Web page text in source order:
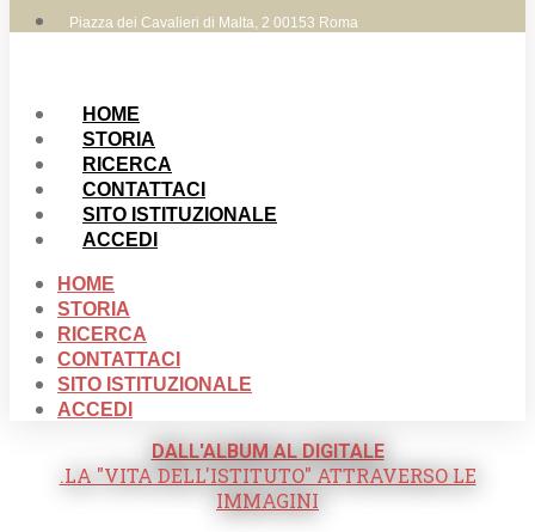
Piazza dei Cavalieri di Malta, 2 00153 Roma
HOME
STORIA
RICERCA
CONTATTACI
SITO ISTITUZIONALE
ACCEDI
HOME
STORIA
RICERCA
CONTATTACI
SITO ISTITUZIONALE
ACCEDI
DALL'ALBUM AL DIGITALE
.LA "VITA DELL'ISTITUTO" ATTRAVERSO LE
IMMAGINI